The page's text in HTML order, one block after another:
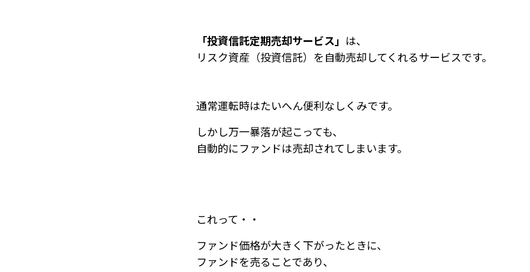
「投資信託定期売却サービス」 は、
リスク資産（投資信託）を自動売却してくれるサービスです。
通常運転時はたいへん便利なしくみです。
しかし万一暴落が起こっても、
自動的にファンドは売却されてしまいます。
これって・・
ファンド価格が大きく下がったときに、
ファンドを売ることであり、